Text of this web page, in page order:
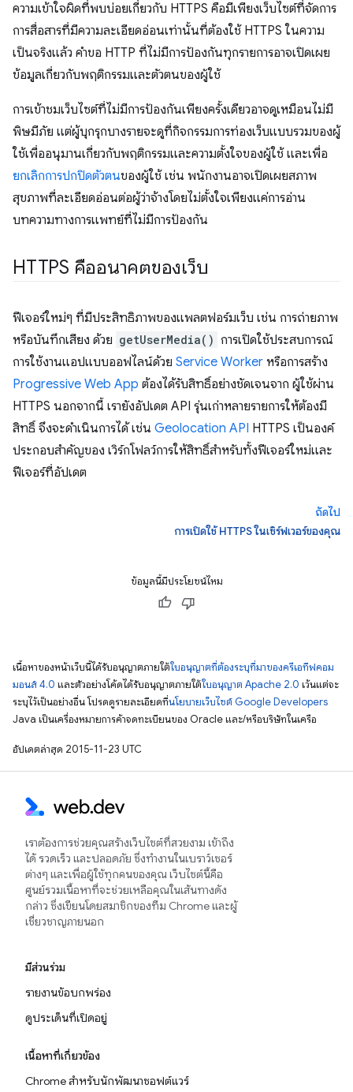
ความเข้าใจผิดที่พบบ่อยเกี่ยวกับ HTTPS คือมีเพียงเว็บไซต์ที่จัดการ
การสื่อสารที่มีความละเอียดอ่อนเท่านั้นที่ต้องใช้ HTTPS ในความ
เป็นจริงแล้ว คำขอ HTTP ที่ไม่มีการป้องกันทุกรายการอาจเปิดเผย
ข้อมูลเกี่ยวกับพฤติกรรมและตัวตนของผู้ใช้
การเข้าชมเว็บไซต์ที่ไม่มีการป้องกันเพียงครั้งเดียวอาจดูเหมือนไม่มี
พิษมีภัย แต่ผู้บุกรุกบางรายจะดูที่กิจกรรมการท่องเว็บแบบรวมของผู้
ใช้เพื่ออนุมานเกี่ยวกับพฤติกรรมและความตั้งใจของผู้ใช้ และเพื่อ
ยกเลิกการปกปิดตัวตนของผู้ใช้ เช่น พนักงานอาจเปิดเผยสภาพ
สุขภาพที่ละเอียดอ่อนต่อผู้ว่าจ้างโดยไม่ตั้งใจเพียงแค่การอ่าน
บทความทางการแพทย์ที่ไม่มีการป้องกัน
HTTPS คืออนาคตของเว็บ
ฟีเจอร์ใหม่ๆ ที่มีประสิทธิภาพของแพลตฟอร์มเว็บ เช่น การถ่ายภาพ
หรือบันทึกเสียง ด้วย getUserMedia() การเปิดใช้ประสบการณ์
การใช้งานแอปแบบออฟไลน์ด้วย Service Worker หรือการสร้าง
Progressive Web App ต้องได้รับสิทธิ์อย่างชัดเจนจาก ผู้ใช้ผ่าน
HTTPS นอกจากนี้ เรายังอัปเดต API รุ่นเก่าหลายรายการให้ต้องมี
สิทธิ์ จึงจะดำเนินการได้ เช่น Geolocation API HTTPS เป็นองค์
ประกอบสำคัญของ เวิร์กโฟลว์การให้สิทธิ์สำหรับทั้งฟีเจอร์ใหม่และ
ฟีเจอร์ที่อัปเดต
ถัดไป
การเปิดใช้ HTTPS ในเซิร์ฟเวอร์ของคุณ
ข้อมูลนี้มีประโยชน์ไหม
เนื้อหาของหน้าเว็บนี้ได้รับอนุญาตภายใต้ใบอนุญาตที่ต้องระบุที่มาของครีเอทีฟคอม
มอนส์ 4.0 และตัวอย่างโค้ดได้รับอนุญาตภายใต้ใบอนุญาต Apache 2.0 เว้นแต่จะ
ระบุไว้เป็นอย่างอื่น โปรดดูรายละเอียดที่นโยบายเว็บไซต์ Google Developers
Java เป็นเครื่องหมายการค้าจดทะเบียนของ Oracle และ/หรือบริษัทในเครือ
อัปเดตล่าสุด 2015-11-23 UTC
เราต้องการช่วยคุณสร้างเว็บไซต์ที่สวยงาม เข้าถึง
ได้ รวดเร็ว และปลอดภัย ซึ่งทำงานในเบราว์เซอร์
ต่างๆ และเพื่อผู้ใช้ทุกคนของคุณ เว็บไซต์นี้คือ
ศูนย์รวมเนื้อหาที่จะช่วยเหลือคุณในเส้นทางดัง
กล่าว ซึ่งเขียนโดยสมาชิกของทีม Chrome และผู้
เชี่ยวชาญภายนอก
มีส่วนร่วม
รายงานข้อบกพร่อง
ดูประเด็นที่เปิดอยู่
เนื้อหาที่เกี่ยวข้อง
Chrome สำหรับนักพัฒนาซอฟต์แวร์